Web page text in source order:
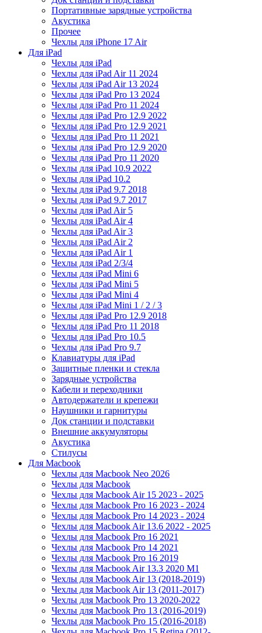
Портативные зарядные устройства
Акустика
Прочее
Чехлы для iPhone 17 Air
Для iPad
Чехлы для iPad
Чехлы для iPad Air 11 2024
Чехлы для iPad Air 13 2024
Чехлы для iPad Pro 13 2024
Чехлы для iPad Pro 11 2024
Чехлы для iPad Pro 12.9 2022
Чехлы для iPad Pro 12.9 2021
Чехлы для iPad Pro 11 2021
Чехлы для iPad Pro 12.9 2020
Чехлы для iPad Pro 11 2020
Чехлы для iPad 10.9 2022
Чехлы для iPad 10.2
Чехлы для iPad 9.7 2018
Чехлы для iPad 9.7 2017
Чехлы для iPad Air 5
Чехлы для iPad Air 4
Чехлы для iPad Air 3
Чехлы для iPad Air 2
Чехлы для iPad Air 1
Чехлы для iPad 2/3/4
Чехлы для iPad Mini 6
Чехлы для iPad Mini 5
Чехлы для iPad Mini 4
Чехлы для iPad Mini 1 / 2 / 3
Чехлы для iPad Pro 12.9 2018
Чехлы для iPad Pro 11 2018
Чехлы для iPad Pro 10.5
Чехлы для iPad Pro 9.7
Клавиатуры для iPad
Защитные пленки и стекла
Зарядные устройства
Кабели и переходники
Автодержатели и крепежи
Наушники и гарнитуры
Док станции и подставки
Внешние аккумуляторы
Акустика
Стилусы
Для Macbook
Чехлы для Macbook Neo 2026
Чехлы для Macbook
Чехлы для Macbook Air 15 2023 - 2025
Чехлы для Macbook Pro 16 2023 - 2024
Чехлы для Macbook Pro 14 2023 - 2024
Чехлы для Macbook Air 13.6 2022 - 2025
Чехлы для Macbook Pro 16 2021
Чехлы для Macbook Pro 14 2021
Чехлы для Macbook Pro 16 2019
Чехлы для Macbook Air 13.3 2020 M1
Чехлы для Macbook Air 13 (2018-2019)
Чехлы для Macbook Air 13 (2011-2017)
Чехлы для Macbook Pro 13 2020-2022
Чехлы для Macbook Pro 13 (2016-2019)
Чехлы для Macbook Pro 15 (2016-2018)